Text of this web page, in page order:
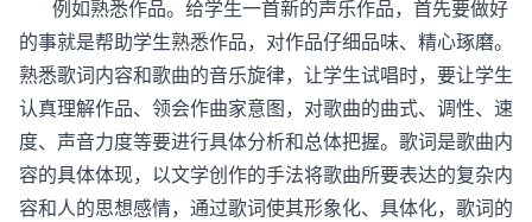
例如熟悉作品。给学生一首新的声乐作品，首先要做好
的事就是帮助学生熟悉作品，对作品仔细品味、精心琢磨。
熟悉歌词内容和歌曲的音乐旋律，让学生试唱时，要让学生
认真理解作品、领会作曲家意图，对歌曲的曲式、调性、速
度、声音力度等要进行具体分析和总体把握。歌词是歌曲内
容的具体体现，以文学创作的手法将歌曲所要表达的复杂内
容和人的思想感情，通过歌词使其形象化、具体化，歌词的